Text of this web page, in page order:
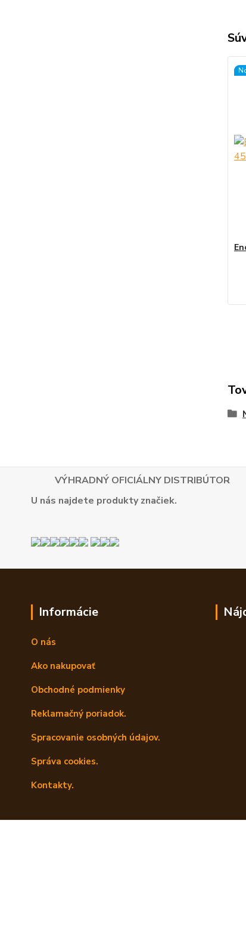
VÝHRADNÝ OFICIÁLNY DISTRIBÚTOR
U nás najdete produkty značiek.
Informácie
O nás
Ako nakupovať
Obchodné podmienky
Reklamačný poriadok.
Spracovanie osobných údajov.
Správa cookies.
Kontakty.